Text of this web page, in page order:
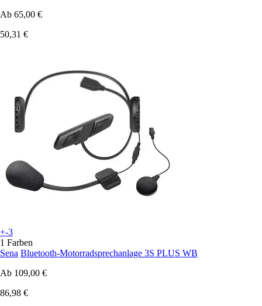
Ab 65,00 €
50,31 €
+-3
1 Farben
Sena Bluetooth-Motorradsprechanlage 3S PLUS WB
Ab 109,00 €
86,98 €